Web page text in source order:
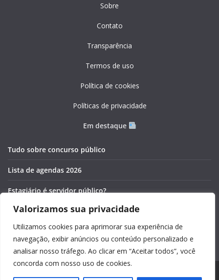
Valorizamos sua privacidade
Utilizamos cookies para aprimorar sua experiência de
navegação, exibir anúncios ou conteúdo personalizado e
analisar nosso tráfego. Ao clicar em “Aceitar todos”, você
concorda com nosso uso de cookies.
Sobre
Contato
Transparência
Termos de uso
Política de cookies
Políticas de privacidade
Em destaque
Tudo sobre concurso público
Lista de agendas 2026
Estagiário é servidor público?
Pós-graduação gratuita 2026
Cronômetros online e gratuitos